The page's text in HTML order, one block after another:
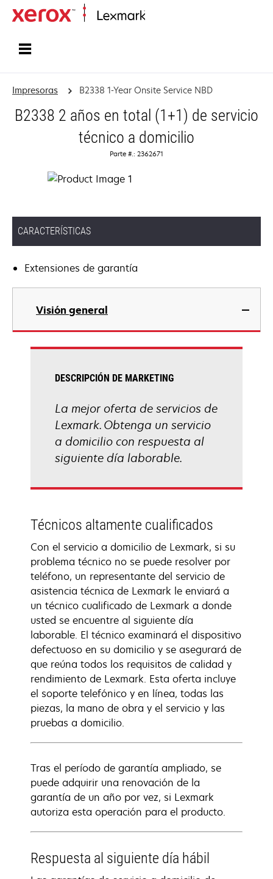
Impresoras B2338 1-Year Onsite Service NBD
B2338 2 años en total (1+1) de servicio
técnico a domicilio
Parte #.: 2362671
CARACTERÍSTICAS
Extensiones de garantía
Visión general
DESCRIPCIÓN DE MARKETING
La mejor oferta de servicios de
Lexmark. Obtenga un servicio
a domicilio con respuesta al
siguiente día laborable.
Técnicos altamente cualificados
Con el servicio a domicilio de Lexmark, si su
problema técnico no se puede resolver por
teléfono, un representante del servicio de
asistencia técnica de Lexmark le enviará a
un técnico cualificado de Lexmark a donde
usted se encuentre al siguiente día
laborable. El técnico examinará el dispositivo
defectuoso en su domicilio y se asegurará de
que reúna todos los requisitos de calidad y
rendimiento de Lexmark. Esta oferta incluye
el soporte telefónico y en línea, todas las
piezas, la mano de obra y el servicio y las
pruebas a domicilio.
Tras el período de garantía ampliado, se
puede adquirir una renovación de la
garantía de un año por vez, si Lexmark
autoriza esta operación para el producto.
Respuesta al siguiente día hábil